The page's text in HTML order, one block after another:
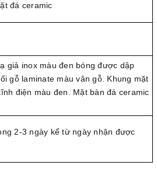
đá ceramic
giả inox màu đen bóng được dập
gỗ laminate màu vân gỗ. Khung mặt
điện màu đen. Mặt bàn đá ceramic
2-3 ngày kể từ ngày nhận được